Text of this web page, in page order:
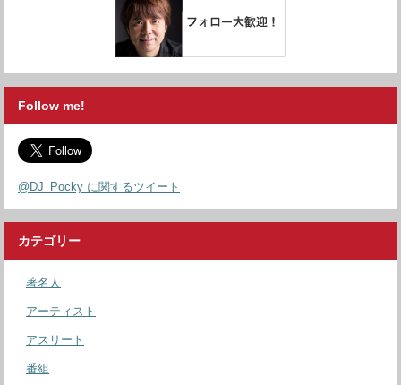
Follow me!
@DJ_Pocky に関するツイート
カテゴリー
著名人
アーティスト
アスリート
番組